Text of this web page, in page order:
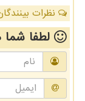
نظرات
لطفا